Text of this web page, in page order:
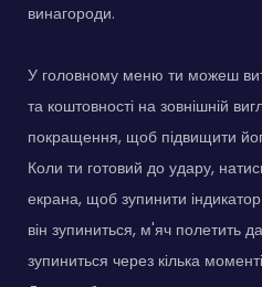
винагороди.
У головному меню ти можеш
та коштовності на зовнішній
покращення, щоб підвищити
Коли ти готовий до удару,
екрана, щоб зупинити
він зупиниться, м'яч полетить
зупиниться через кілька